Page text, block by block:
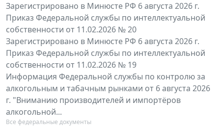
Зарегистрировано в Минюсте РФ 6 августа 2026 г.
Приказ Федеральной службы по интеллектуальной
собственности от 11.02.2026 № 20
Зарегистрировано в Минюсте РФ 6 августа 2026 г.
Приказ Федеральной службы по интеллектуальной
собственности от 11.02.2026 № 19
Информация Федеральной службы по контролю за
алкогольным и табачным рынками от 6 августа 2026
г. "Вниманию производителей и импортёров
алкогольной...
Все федеральные документы